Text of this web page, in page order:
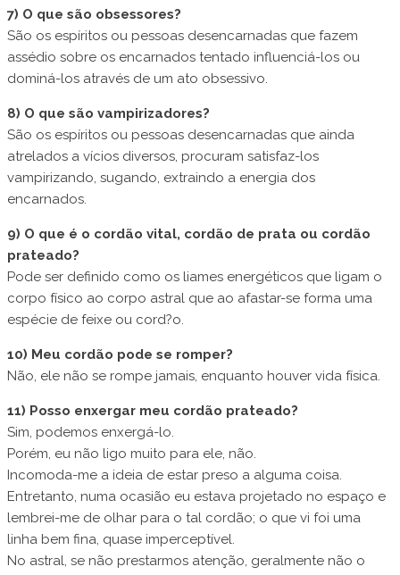
7) O que são obsessores?
São os espíritos ou pessoas desencarnadas que fazem
assédio sobre os encarnados tentado influenciá-los ou
dominá-los através de um ato obsessivo.
8) O que são vampirizadores?
São os espíritos ou pessoas desencarnadas que ainda
atrelados a vícios diversos, procuram satisfaz-los
vampirizando, sugando, extraindo a energia dos
encarnados.
9) O que é o cordão vital, cordão de prata ou cordão
prateado?
Pode ser definido como os liames energéticos que ligam o
corpo físico ao corpo astral que ao afastar-se forma uma
espécie de feixe ou cord?o.
10) Meu cordão pode se romper?
Não, ele não se rompe jamais, enquanto houver vida física.
11) Posso enxergar meu cordão prateado?
Sim, podemos enxergá-lo.
Porém, eu não ligo muito para ele, não.
Incomoda-me a ideia de estar preso a alguma coisa.
Entretanto, numa ocasião eu estava projetado no espaço e
lembrei-me de olhar para o tal cordão; o que vi foi uma
linha bem fina, quase imperceptível.
No astral, se não prestarmos atenção, geralmente não o